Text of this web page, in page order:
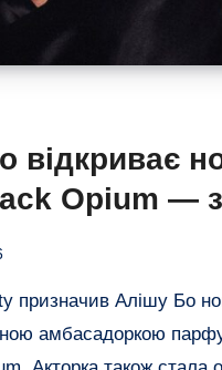
відкриває
Opium — з
полуниці,
призначив Алішу Бо
амбасадоркою